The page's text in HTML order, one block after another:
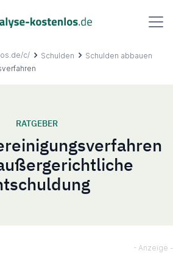
c/ Schulden
Schulden abbauen
RATGEBER